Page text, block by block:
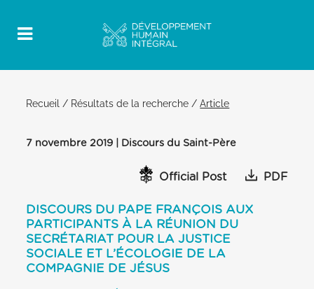
Recueil / Résultats de la recherche /Article
7 novembre 2019 | Discours du Saint-Père
Official Post PDF
DISCOURS DU PAPE FRANÇOIS AUX
PARTICIPANTS À LA RÉUNION DU
SECRÉTARIAT POUR LA JUSTICE
SOCIALE ET L’ÉCOLOGIE DE LA
COMPAGNIE DE JÉSUS